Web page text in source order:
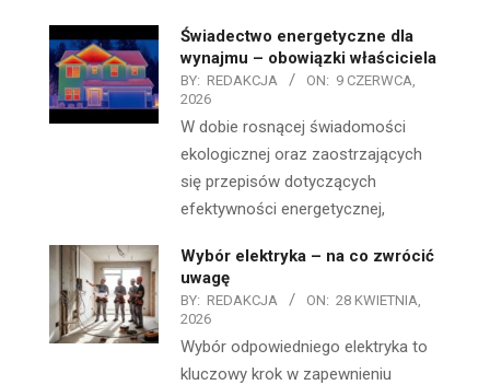
Świadectwo energetyczne dla
wynajmu – obowiązki właściciela
BY: REDAKCJA ON: 9 CZERWCA,
2026
W dobie rosnącej świadomości
ekologicznej oraz zaostrzających
się przepisów dotyczących
efektywności energetycznej,
Wybór elektryka – na co zwrócić
uwagę
BY: REDAKCJA ON: 28 KWIETNIA,
2026
Wybór odpowiedniego elektryka to
kluczowy krok w zapewnieniu